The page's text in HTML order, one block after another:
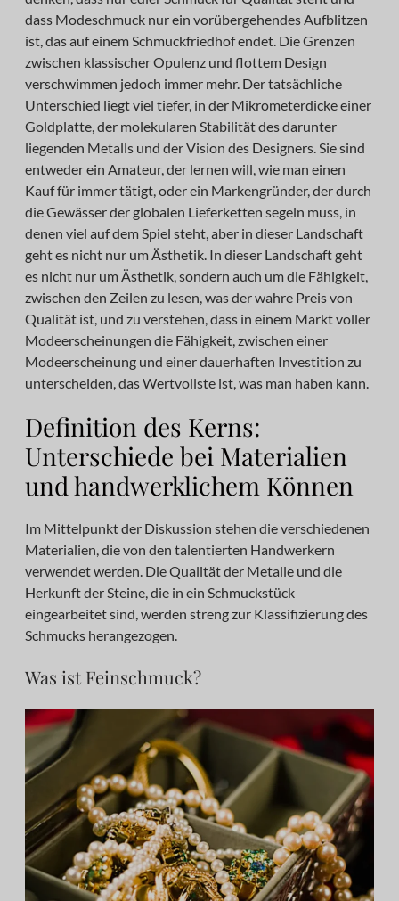
dass Modeschmuck nur ein vorübergehendes Aufblitzen
ist, das auf einem Schmuckfriedhof endet. Die Grenzen
zwischen klassischer Opulenz und flottem Design
verschwimmen jedoch immer mehr. Der tatsächliche
Unterschied liegt viel tiefer, in der Mikrometerdicke einer
Goldplatte, der molekularen Stabilität des darunter
liegenden Metalls und der Vision des Designers. Sie sind
entweder ein Amateur, der lernen will, wie man einen
Kauf für immer tätigt, oder ein Markengründer, der durch
die Gewässer der globalen Lieferketten segeln muss, in
denen viel auf dem Spiel steht, aber in dieser Landschaft
geht es nicht nur um Ästhetik. In dieser Landschaft geht
es nicht nur um Ästhetik, sondern auch um die Fähigkeit,
zwischen den Zeilen zu lesen, was der wahre Preis von
Qualität ist, und zu verstehen, dass in einem Markt voller
Modeerscheinungen die Fähigkeit, zwischen einer
Modeerscheinung und einer dauerhaften Investition zu
unterscheiden, das Wertvollste ist, was man haben kann.
Definition des Kerns:
Unterschiede bei Materialien
und handwerklichem Können
Im Mittelpunkt der Diskussion stehen die verschiedenen
Materialien, die von den talentierten Handwerkern
verwendet werden. Die Qualität der Metalle und die
Herkunft der Steine, die in ein Schmuckstück
eingearbeitet sind, werden streng zur Klassifizierung des
Schmucks herangezogen.
Was ist Feinschmuck?